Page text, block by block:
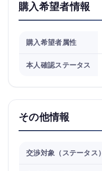
購入希望者情報
購入希望者属性
本人確認ステータス
その他情報
交渉対象（ステータス）